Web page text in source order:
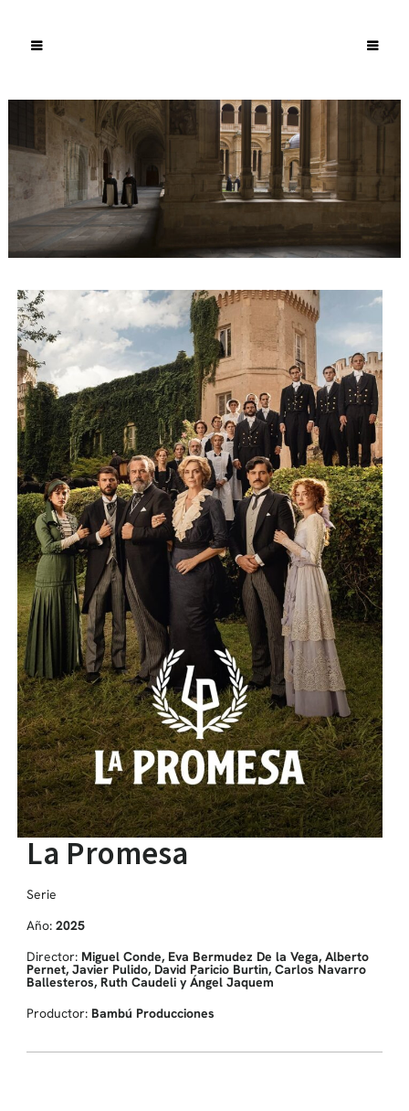
La Promesa
Serie
Año: 2025
Director: Miguel Conde, Eva Bermudez De la Vega, Alberto
Pernet, Javier Pulido, David Paricio Burtin, Carlos Navarro
Ballesteros, Ruth Caudeli y Ángel Jaquem
Productor: Bambú Producciones